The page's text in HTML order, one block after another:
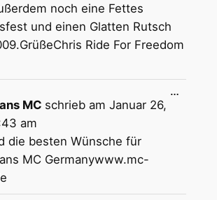
noch eine Fettes
und einen Glatten Rutsch
Ride For Freedom
MC schrieb am Januar 26,
am
die besten Wünsche für
MC Germanywww.mc-
…